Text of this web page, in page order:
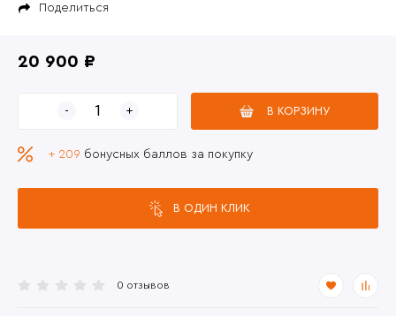
Поделиться
0 отзывов
20 900 ₽
В КОРЗИНУ
+ 209 бонусных баллов за покупку
В ОДИН КЛИК